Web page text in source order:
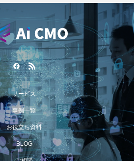
サービス
事例一覧
お役立ち資料
BLOG